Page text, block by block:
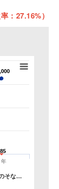
：27.16%）
そな…
年